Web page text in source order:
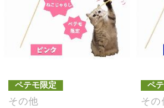
ペテモ限定
その他
ペ
その